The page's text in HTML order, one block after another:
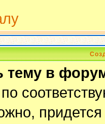
тему в
придется